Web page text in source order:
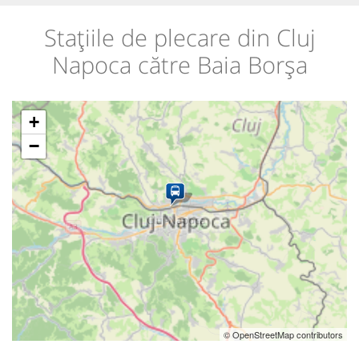
Stațiile de plecare din Cluj
Napoca către Baia Borşa
+
−
© OpenStreetMap contributors